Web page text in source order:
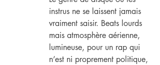
instrus ne se laissent jamais
vraiment saisir. Beats lourds
mais atmosphère aérienne,
lumineuse, pour un rap qui
n’est ni proprement politique,